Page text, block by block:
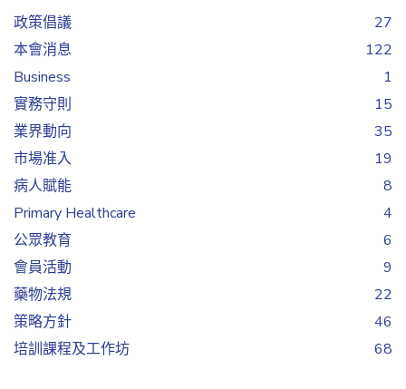
政策倡議
27
本會消息
122
Business
1
實務守則
15
業界動向
35
市場准入
19
病人賦能
8
Primary Healthcare
4
公眾教育
6
會員活動
9
藥物法規
22
策略方針
46
培訓課程及工作坊
68